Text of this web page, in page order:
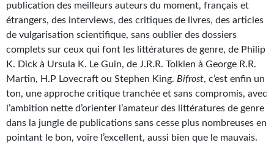
Une Heure-Lumière
Archive du Futur
Parallaxe
Quarante-Deux
Kvasar
publication des meilleurs auteurs du moment, français et
étrangers, des interviews, des critiques de livres, des articles
de vulgarisation scientifique, sans oublier des dossiers
complets sur ceux qui font les littératures de genre, de Philip
K. Dick à Ursula K. Le Guin, de J.R.R. Tolkien à George R.R.
Martin, H.P Lovecraft ou Stephen King. Bifrost, c’est enfin un
ton, une approche critique tranchée et sans compromis, avec
l’ambition nette d’orienter l’amateur des littératures de genre
dans la jungle de publications sans cesse plus nombreuses en
pointant le bon, voire l’excellent, aussi bien que le mauvais.